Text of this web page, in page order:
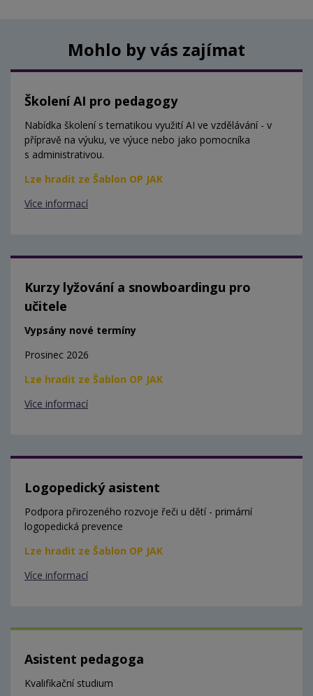
Mohlo by vás zajímat
Školení AI pro pedagogy
Nabídka školení s tematikou využití AI ve vzdělávání - v
přípravě na výuku, ve výuce nebo jako pomocníka
s administrativou.
Lze hradit ze Šablon OP JAK
Více informací
Kurzy lyžování a snowboardingu pro
učitele
Vypsány nové termíny
Prosinec 2026
Lze hradit ze Šablon OP JAK
Více informací
Logopedický asistent
Podpora přirozeného rozvoje řeči u dětí - primární
logopedická prevence
Lze hradit ze Šablon OP JAK
Více informací
Asistent pedagoga
Kvalifikační studium